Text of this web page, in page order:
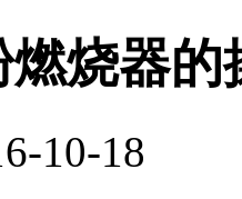
燃烧器
10-18